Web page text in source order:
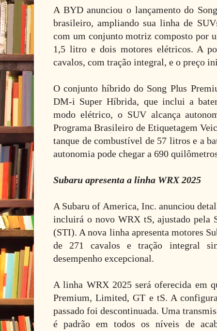
A BYD anunciou o lançamento do
brasileiro, ampliando sua linha de
com um conjunto motriz composto por
1,5 litro e dois motores elétricos. A
cavalos, com tração integral, e o preço
O conjunto híbrido do Song Plus
DM-i Super Híbrida, que inclui a
modo elétrico, o SUV alcança
Programa Brasileiro de Etiquetagem
tanque de combustível de 57 litros e a
autonomia pode chegar a 690
Subaru apresenta a linha WRX 2025
A Subaru of America, Inc. anunciou
incluirá o novo WRX tS, ajustado pela
(STI). A nova linha apresenta motores
de 271 cavalos e tração integral
desempenho excepcional.
A linha WRX 2025 será oferecida em
Premium, Limited, GT e tS. A
passado foi descontinuada. Uma
é padrão em todos os níveis de